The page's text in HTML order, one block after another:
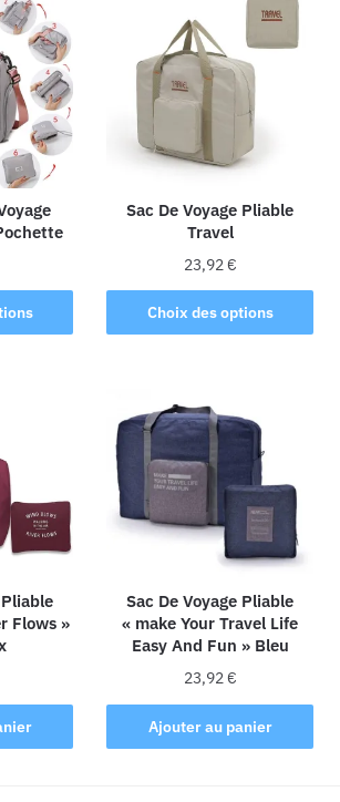
Sac De Voyage Pliable
Travel
23,92€
Choix des options
Ce
produit
variations.
Les
options
peuvent
être
choisies
sur
la
page
du
produit
Flows »
Sac De Voyage Pliable
« make Your Travel Life
Easy And Fun » Bleu
23,92€
Ajouter au panier